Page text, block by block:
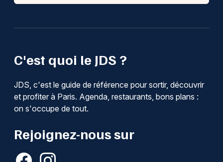
C'est quoi le JDS ?
JDS, c'est le guide de référence pour sortir, découvrir
et profiter à Paris. Agenda, restaurants, bons plans :
on s'occupe de tout.
Rejoignez-nous sur